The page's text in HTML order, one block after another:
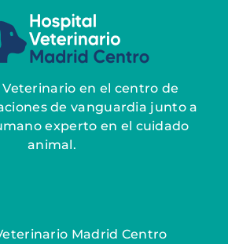
Veterinario en el centro de
de vanguardia junto a
experto en el cuidado
animal.
Madrid Centro